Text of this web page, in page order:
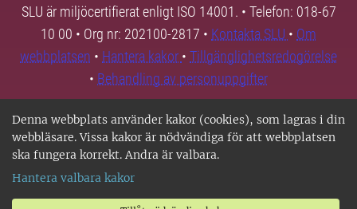
Denna webbplats använder kakor (cookies), som lagras i din
webbläsare. Vissa kakor är nödvändiga för att webbplatsen
ska fungera korrekt. Andra är valbara.
Hantera valbara kakor
SLU är miljöcertifierat enligt ISO 14001. • Telefon: 018-67
10 00 • Org nr: 202100-2817 • Kontakta SLU • Om
webbplatsen • Hantera kakor • Tillgänglighetsredogörelse
• Behandling av personuppgifter